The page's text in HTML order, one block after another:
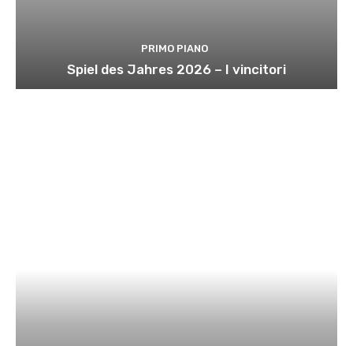
PRIMO PIANO
Spiel des Jahres 2026 – I vincitori